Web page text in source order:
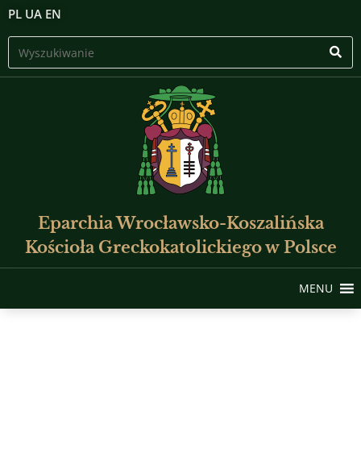
PL UA EN
Eparchia Wrocławsko-Koszalińska
Kościoła Greckokatolickiego w Polsce
MENU